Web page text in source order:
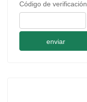
Código de verificación
enviar